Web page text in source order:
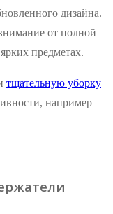
дизайна.
от полной
предметах.
тщательную уборку
например